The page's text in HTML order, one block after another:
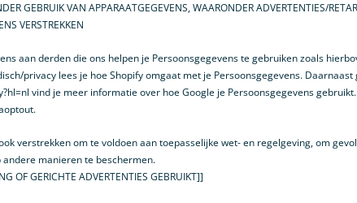
GEBRUIK VAN APPARAATGEGEVENS, WAARONDER ADVERTENTIES/
VERSTREKKEN
aan derden die ons helpen je Persoonsgegevens te gebruiken zoals
privacy lees je hoe Shopify omgaat met je Persoonsgegevens.
vind je meer informatie over hoe Google je Persoonsgegevens
verstrekken om te voldoen aan toepasselijke wet- en regelgeving, om
manieren te beschermen.
OF GERICHTE ADVERTENTIES GEBRUIKT]]